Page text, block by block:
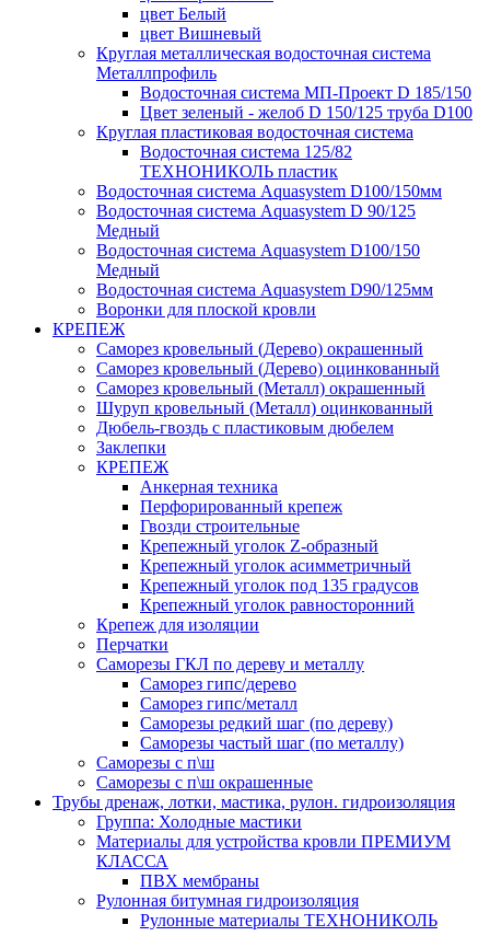
цвет Белый
цвет Вишневый
Круглая металлическая водосточная система
Металлпрофиль
Водосточная система МП-Проект D 185/150
Цвет зеленый - желоб D 150/125 труба D100
Круглая пластиковая водосточная система
Водосточная система 125/82
ТЕХНОНИКОЛЬ пластик
Водосточная система Aquasystem D100/150мм
Водосточная система Aquasystem D 90/125
Медный
Водосточная система Aquasystem D100/150
Медный
Водосточная система Aquasystem D90/125мм
Воронки для плоской кровли
КРЕПЕЖ
Саморез кровельный (Дерево) окрашенный
Саморез кровельный (Дерево) оцинкованный
Саморез кровельный (Металл) окрашенный
Шуруп кровельный (Металл) оцинкованный
Дюбель-гвоздь с пластиковым дюбелем
Заклепки
КРЕПЕЖ
Анкерная техника
Перфорированный крепеж
Гвозди строительные
Крепежный уголок Z-образный
Крепежный уголок асимметричный
Крепежный уголок под 135 градусов
Крепежный уголок равносторонний
Крепеж для изоляции
Перчатки
Саморезы ГКЛ по дереву и металлу
Саморез гипс/дерево
Саморез гипс/металл
Саморезы редкий шаг (по дереву)
Саморезы частый шаг (по металлу)
Саморезы с п\ш
Саморезы с п\ш окрашенные
Трубы дренаж, лотки, мастика, рулон. гидроизоляция
Группа: Холодные мастики
Материалы для устройства кровли ПРЕМИУМ
КЛАССА
ПВХ мембраны
Рулонная битумная гидроизоляция
Рулонные материалы ТЕХНОНИКОЛЬ